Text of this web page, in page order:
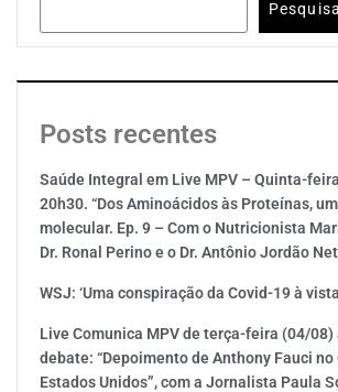
Posts recentes
Saúde Integral em Live MPV – Quinta-
20h30. “Dos Aminoácidos às Proteínas,
molecular. Ep. 9 – Com o Nutricionista
Dr. Ronal Perino e o Dr. Antônio Jordão
WSJ: ‘Uma conspiração da Covid-19 à
Live Comunica MPV de terça-feira (04/08)
debate: “Depoimento de Anthony Fauci no
Estados Unidos”, com a Jornalista Paula